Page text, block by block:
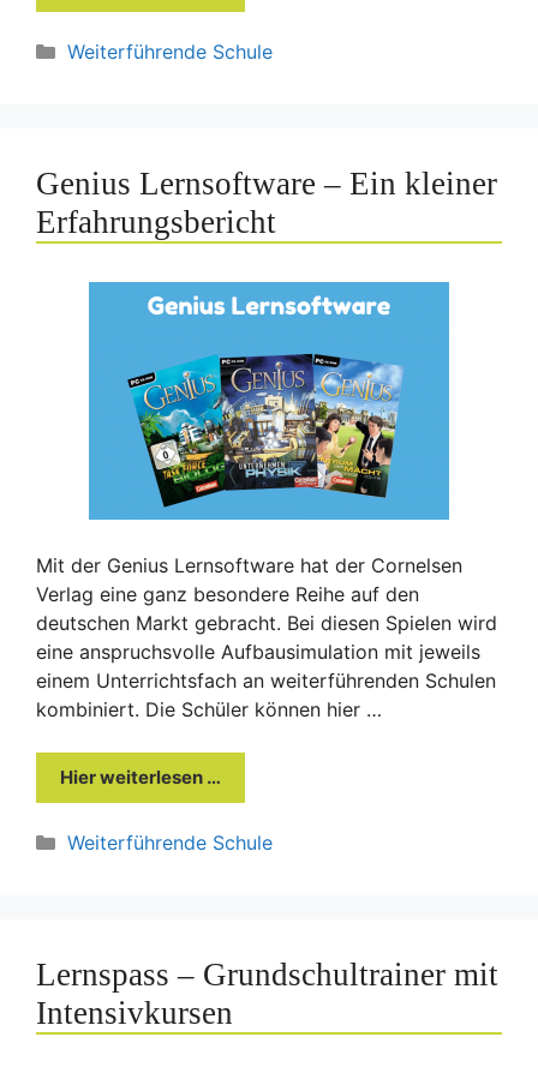
Kategorien
Weiterführende Schule
Genius Lernsoftware – Ein kleiner
Erfahrungsbericht
Mit der Genius Lernsoftware hat der Cornelsen
Verlag eine ganz besondere Reihe auf den
deutschen Markt gebracht. Bei diesen Spielen wird
eine anspruchsvolle Aufbausimulation mit jeweils
einem Unterrichtsfach an weiterführenden Schulen
kombiniert. Die Schüler können hier …
Hier weiterlesen …
Kategorien
Weiterführende Schule
Lernspass – Grundschultrainer mit
Intensivkursen